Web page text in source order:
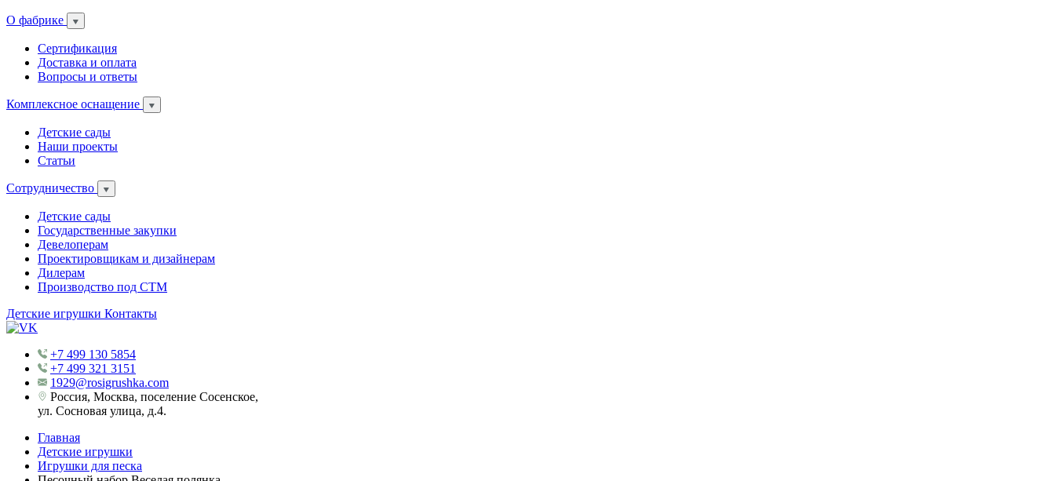
О фабрике
Сертификация
Доставка и оплата
Вопросы и ответы
Комплексное оснащение
Детские сады
Наши проекты
Статьи
Сотрудничество
Детские сады
Государственные закупки
Девелоперам
Проектировщикам и дизайнерам
Дилерам
Производство под СТМ
Детские игрушки Контакты
+7 499 130 5854
+7 499 321 3151
1929@rosigrushka.com
Россия, Москва, поселение Сосенское,
ул. Сосновая улица, д.4.
Главная
Детские игрушки
Игрушки для песка